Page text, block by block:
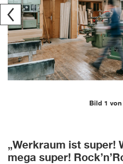
Bild 1 von
„Werkraum ist super!
mega super!